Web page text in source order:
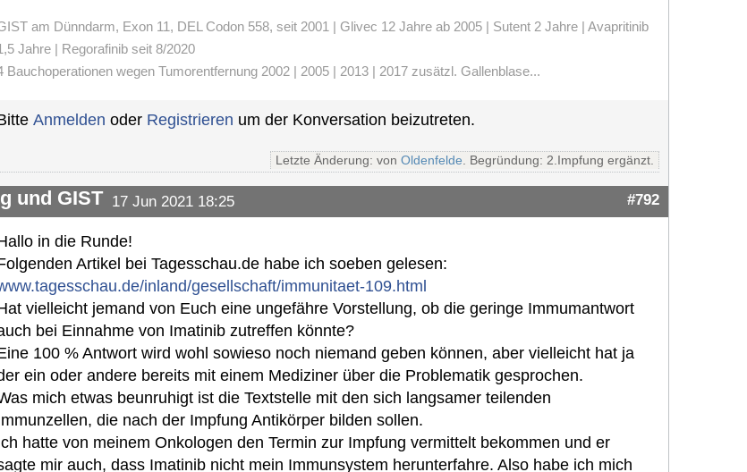
am Dünndarm, Exon 11, DEL Codon 558, seit 2001 | Glivec 12 Jahre ab 2005 | Sutent 2 Jahre | Avapritinib
Jahre | Regorafinib seit 8/2020
Bauchoperationen wegen Tumorentfernung 2002 | 2005 | 2013 | 2017 zusätzl. Gallenblase...
Anmelden oder Registrieren um der Konversation beizutreten.
Letzte Änderung: von Oldenfelde. Begründung: 2.Impfung ergänzt.
und GIST 17 Jun 2021 18:25 #792
in die Runde!
Artikel bei Tagesschau.de habe ich soeben gelesen:
inland/gesellschaft/immunitaet-109.html
vielleicht jemand von Euch eine ungefähre Vorstellung, ob die geringe Immumantwort
bei Einnahme von Imatinib zutreffen könnte?
100 % Antwort wird wohl sowieso noch niemand geben können, aber vielleicht hat ja
ein oder andere bereits mit einem Mediziner über die Problematik gesprochen.
mich etwas beunruhigt ist die Textstelle mit den sich langsamer teilenden
die nach der Impfung Antikörper bilden sollen.
hatte von meinem Onkologen den Termin zur Impfung vermittelt bekommen und er
mir auch, dass Imatinib nicht mein Immunsystem herunterfahre. Also habe ich mich